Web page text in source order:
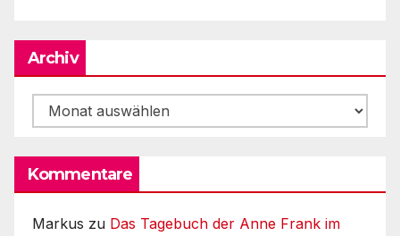
Archiv
Archiv
Kommentare
Markus zu Das Tagebuch der Anne Frank im